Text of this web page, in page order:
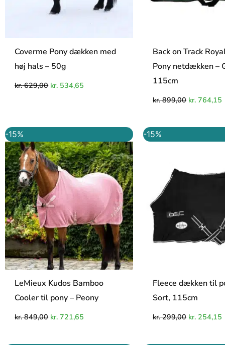
Coverme Pony dækken med
høj hals – 50g
kr.629,00 kr. 534,65
Back on Track
Pony netdækken –
115cm
kr.899,00 kr. 764,15
-15%
LeMieux Kudos Bamboo
Cooler til pony – Peony
kr.849,00
oprindelige
pris
var:
kr. 849,00.
kr. 721,65
aktuelle
pris
er:
kr. 721,65.
-15%
Fleece dækken til
Sort, 115cm
kr.299,00 kr. 254,15